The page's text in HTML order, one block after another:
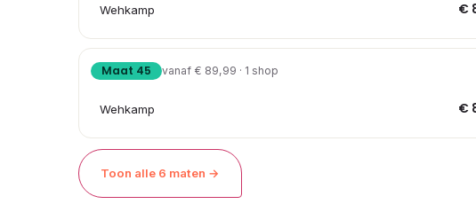
Wehkamp €
Maat 45 vanaf € 89,99 · 1 shop
Wehkamp €
Toon alle 6 maten →